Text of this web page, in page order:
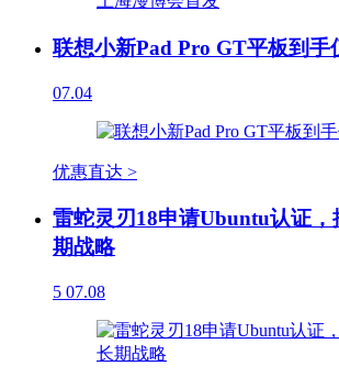
联想小新Pad Pro GT平板到手
07.04
优惠直达 >
雷蛇灵刃18申请Ubuntu认证
期战略
5 07.08